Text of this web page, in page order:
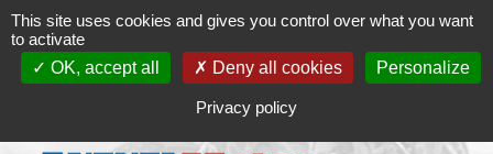
Contact Le magasin Mon compte
This site uses cookies and gives you control over what you want
to activate
OK, accept all
Deny all cookies Personalize
Privacy policy